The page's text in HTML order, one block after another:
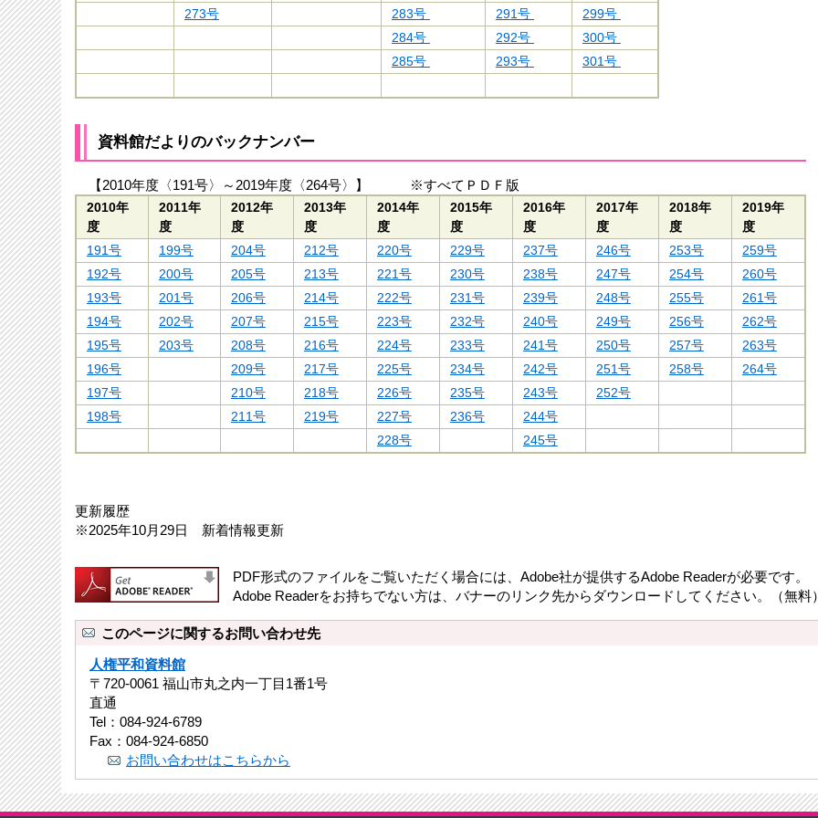
273号 283号 291号
299号
284号
292号
300号
285号
293号 301号
資料館だよりのバックナンバー
【2010年度〈191号〉～2019年度〈264号〉】 ※すべてＰＤＦ版
2010年
度
2011年
度
2012年
度
2013年
度
2014年
度
2015年
度
2016年
度
2017年
度
2018年
度
2019年
度
191号
199号 204号 212号 220号 229号 237号 246号 253号
259号
192号
200号 205号 213号 221号 230号 238号 247号 254号
260号
193号
201号 206号 214号 222号 231号 239号 248号 255号
261号
194号
202号 207号 215号 223号 232号 240号 249号 256号
262号
195号
203号 208号 216号 224号 233号 241号 250号 257号
263号
196号
209号 217号 225号 234号 242号 251号 258号
264号
197号
210号 218号 226号 235号 243号
252号
198号
211号 219号 227号 236号
244号
228号
245号
更新履歴
※2025年10月29日 新着情報更新
PDF形式のファイルをご覧いただく場合には、Adobe社が提供するAdobe Readerが必要です。
Adobe Readerをお持ちでない方は、バナーのリンク先からダウンロードしてください。（無料
このページに関するお問い合わせ先
人権平和資料館
〒720-0061 福山市丸之内一丁目1番1号
直通
Tel：084-924-6789
Fax：084-924-6850
お問い合わせはこちらから